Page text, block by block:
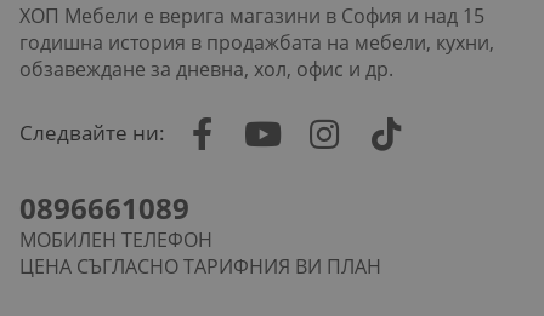
ХОП Мебели е верига магазини в София и над 15
годишна история в продажбата на мебели, кухни,
обзавеждане за дневна, хол, офис и др.
Следвайте ни:
0896661089
МОБИЛЕН ТЕЛЕФОН
ЦЕНА СЪГЛАСНО ТАРИФНИЯ ВИ ПЛАН